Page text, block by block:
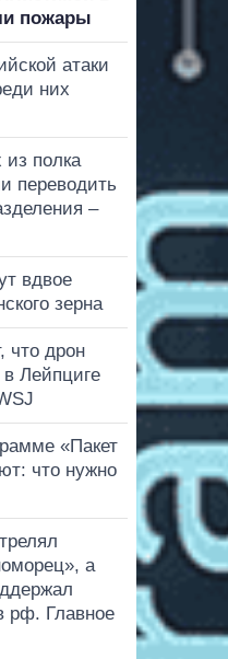
пожары
атаки
них
из полка
переводить
–
вдвое
зерна
что дрон
Лейпциге
«Пакет
что нужно
а
рф. Главное